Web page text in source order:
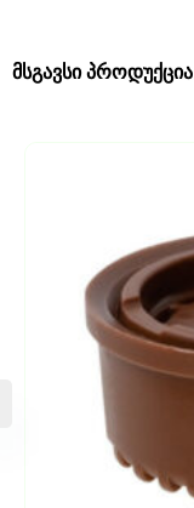
მსგავსი პროდუქცია